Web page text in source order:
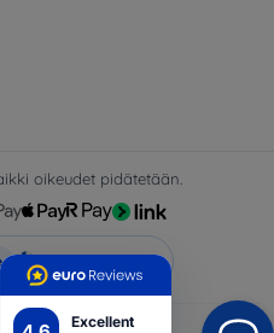
Excellent
oikeudet pidätetään.
Top4Mobile.fi